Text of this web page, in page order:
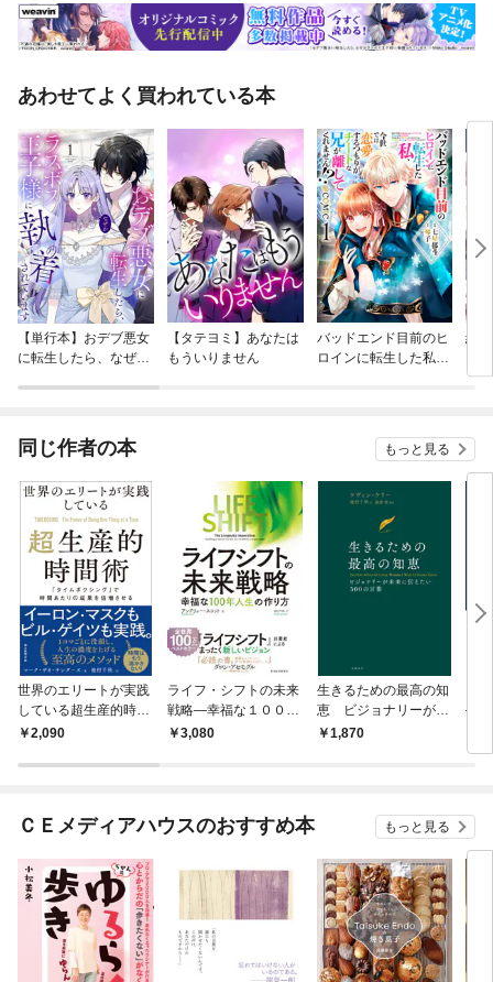
あわせてよく買われている本
【単行本】おデブ悪女
に転生したら、なぜか
【タテヨミ】あなたは
もういりません
バッドエンド目前のヒ
ロインに転生した私、
結
同じ作者の本 もっと見る
世界のエリートが実践
している超生産的時間
術 「タイムボクシン
果を倍増させる
2,090
ライフ・シフトの未来
戦略―幸福な１００年
人生の作り方
3,080
生きるための最高の知
恵 ビジョナリーが未
来に伝えたい５００の
1,870
ＣＥメディアハウスのおすすめ本 もっと見る